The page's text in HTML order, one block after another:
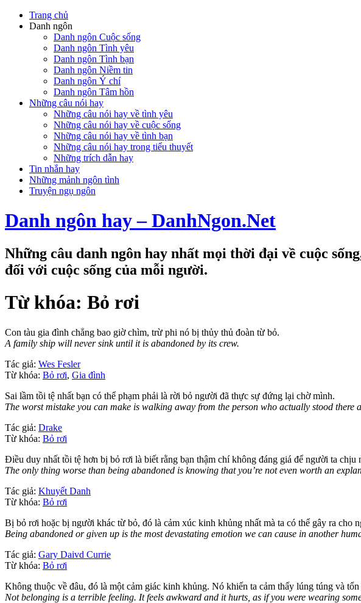
Trang chủ
Danh ngôn
Danh ngôn Cuộc sống
Danh ngôn Tình yêu
Danh ngôn Tình bạn
Danh ngôn Niềm tin
Danh ngôn Ý chí
Danh ngôn Tâm hồn
Những câu nói hay
Những câu nói hay về tình yêu
Những câu nói hay về cuộc sống
Những câu nói hay về tình bạn
Những câu nói hay trong tiểu thuyết
Những trích dẫn hay
Tin nhắn hay
Những mảnh ngôn tình
Truyện ngụ ngôn
Danh ngôn hay – DanhNgon.Net
Những câu danh ngôn hay nhất mọi thời đại về cuộc
đối với cuộc sống của mỗi người.
Từ khóa: Bỏ rơi
Con tàu gia đình chẳng bao giờ chìm, trừ phi nó bị thủy thủ đoàn từ bỏ.
A family ship will never sink until it is abandoned by its crew.
Tác giả: Wes Fesler
Từ khóa: Bỏ rơi, Gia đình
Sai lầm tồi tệ nhất bạn có thể phạm phải là rời bỏ người đã thực sự đứng lại chờ mình.
The worst mistake you can make is walking away from the person who actually stood there
Tác giả: Drake
Từ khóa: Bỏ rơi
Điều duy nhất tồi tệ hơn bị bỏ rơi là biết rằng bạn thậm chí không đáng giá để người ta chịu
The only thing worse than being abandoned is knowing that you’re not even worth an
Tác giả: Khuyết Danh
Từ khóa: Bỏ rơi
Bị bỏ rơi hoặc bị người khác từ bỏ, đó là cảm xúc kinh khủng nhất mà ta có thể gây ra cho
Being abandoned or given up is the most devastating emotion we can cause in another
Tác giả: Gary Daivd Currie
Từ khóa: Bỏ rơi
Không thuộc về đâu, đó là một cảm giác kinh khủng. Nó khiến ta cảm thấy lúng túng và
Not belonging is a terrible feeling. It feels awkward and it hurts, as if you were wearing